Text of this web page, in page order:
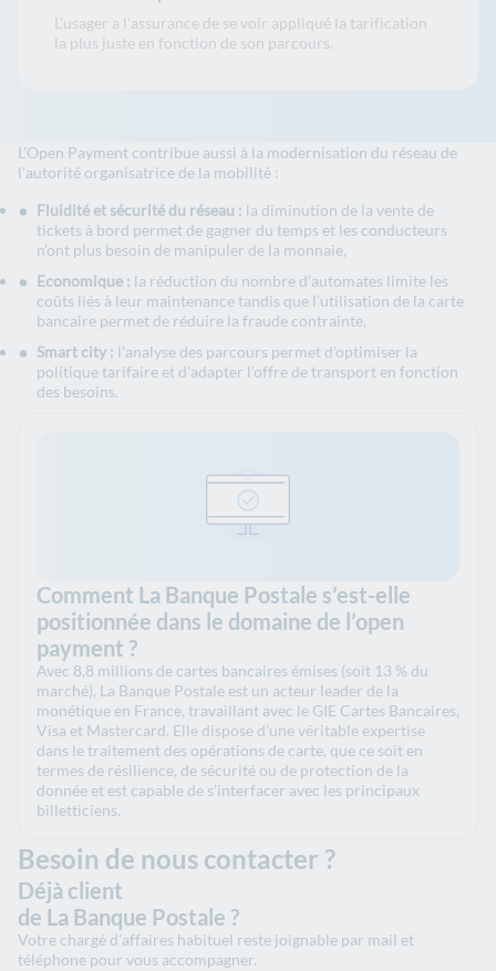
L’usager a l’assurance de se voir appliqué la tarification
la plus juste en fonction de son parcours.
L'Open Payment contribue aussi à la modernisation du réseau de
l’autorité organisatrice de la mobilité :
Fluidité et sécurité du réseau : la diminution de la vente de
tickets à bord permet de gagner du temps et les conducteurs
n’ont plus besoin de manipuler de la monnaie,
Economique : la réduction du nombre d’automates limite les
coûts liés à leur maintenance tandis que l’utilisation de la carte
bancaire permet de réduire la fraude contrainte,
Smart city : l’analyse des parcours permet d’optimiser la
politique tarifaire et d’adapter l’offre de transport en fonction
des besoins.
Comment La Banque Postale s’est-elle
positionnée dans le domaine de l’open
payment ?
Avec 8,8 millions de cartes bancaires émises (soit 13 % du
marché), La Banque Postale est un acteur leader de la
monétique en France, travaillant avec le GIE Cartes Bancaires,
Visa et Mastercard. Elle dispose d’une véritable expertise
dans le traitement des opérations de carte, que ce soit en
termes de résilience, de sécurité ou de protection de la
donnée et est capable de s’interfacer avec les principaux
billetticiens.
Besoin de nous contacter ?
Déjà client
de La Banque Postale ?
Votre chargé d'affaires habituel reste joignable par mail et
téléphone pour vous accompagner.